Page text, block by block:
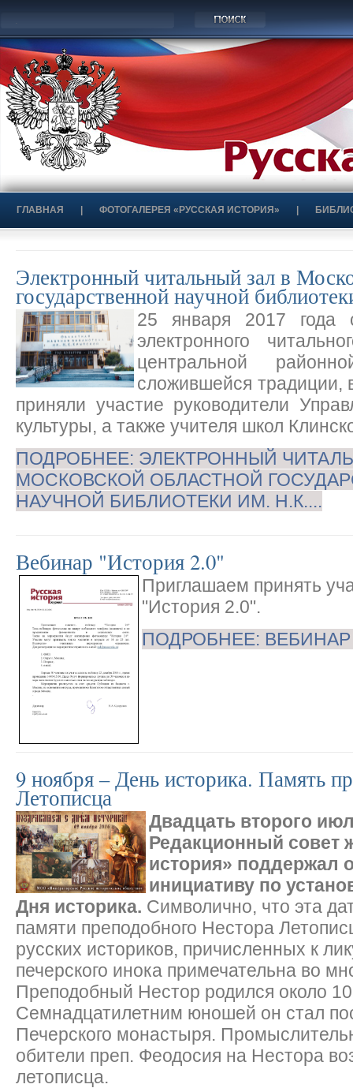
ГЛАВНАЯ ФОТОГАЛЕРЕЯ «РУССКАЯ ИСТОРИЯ»
Электронный читальный зал в
государственной научной
25 января 2017 года
электронного
центральной
сложившейся традиции,
приняли участие руководители
культуры, а также учителя школ
ПОДРОБНЕЕ: ЭЛЕКТРОННЫЙ
МОСКОВСКОЙ ОБЛАСТНОЙ
НАУЧНОЙ БИБЛИОТЕКИ ИМ. Н.К....
Вебинар "История 2.0"
Приглашаем принять
"История 2.0".
ПОДРОБНЕЕ:
9 ноября – День историка. Память
Летописца
Двадцать второго
Редакционный совет
история» поддержал
инициативу по
Дня историка. Символично, что эта
памяти преподобного Нестора
русских историков, причисленных к
печерского инока примечательна во
Преподобный Нестор родился около
Семнадцатилетним юношей он стал
Печерского монастыря.
обители преп. Феодосия на Нестора
летописца.